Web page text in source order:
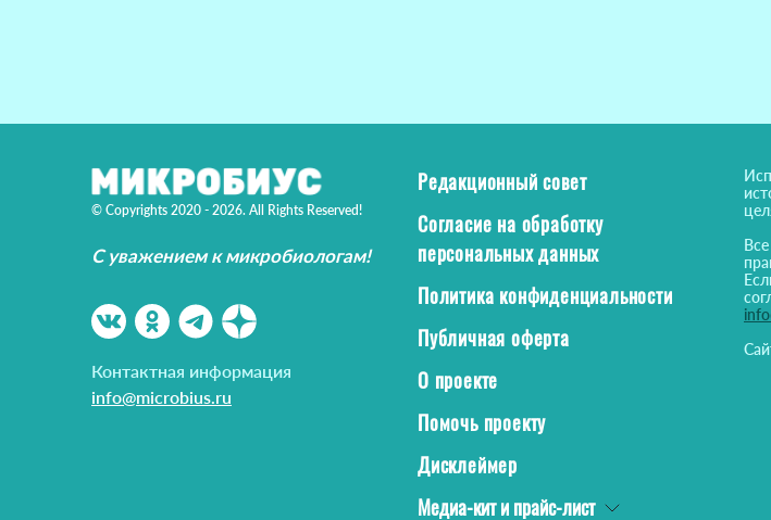
© Copyrights 2020 - 2026. All Rights Reserved!
С уважением к микробиологам!
Контактная информация
info@microbius.ru
Редакционный совет
Согласие на обработку
персональных данных
Политика конфиденциальности
Публичная оферта
О проекте
Помочь проекту
Дисклеймер
Медиа-кит и прайс-лист